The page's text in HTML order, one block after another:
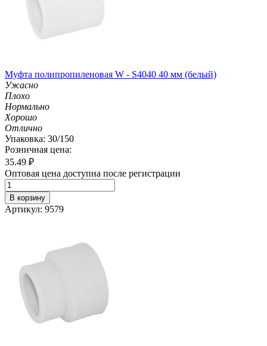
Муфта полипропиленовая W - S4040 40 мм (белый)
Ужасно
Плохо
Нормально
Хорошо
Отлично
Упаковка: 30/150
Розничная цена:
35.49 ₽
Оптовая цена доступна после регистрации
В корзину
Артикул: 9579